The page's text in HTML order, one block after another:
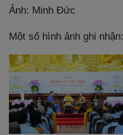
Ảnh: Minh Đức
Một số hình ảnh ghi nhận: